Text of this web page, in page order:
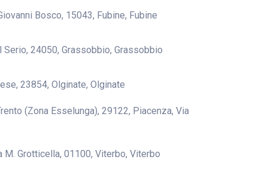
Bosco, 15043, Fubine, Fubine
Serio, 24050, Grassobbio, Grassobbio
23854, Olginate, Olginate
(Zona Esselunga), 29122, Piacenza, Via
M. Grotticella, 01100, Viterbo, Viterbo